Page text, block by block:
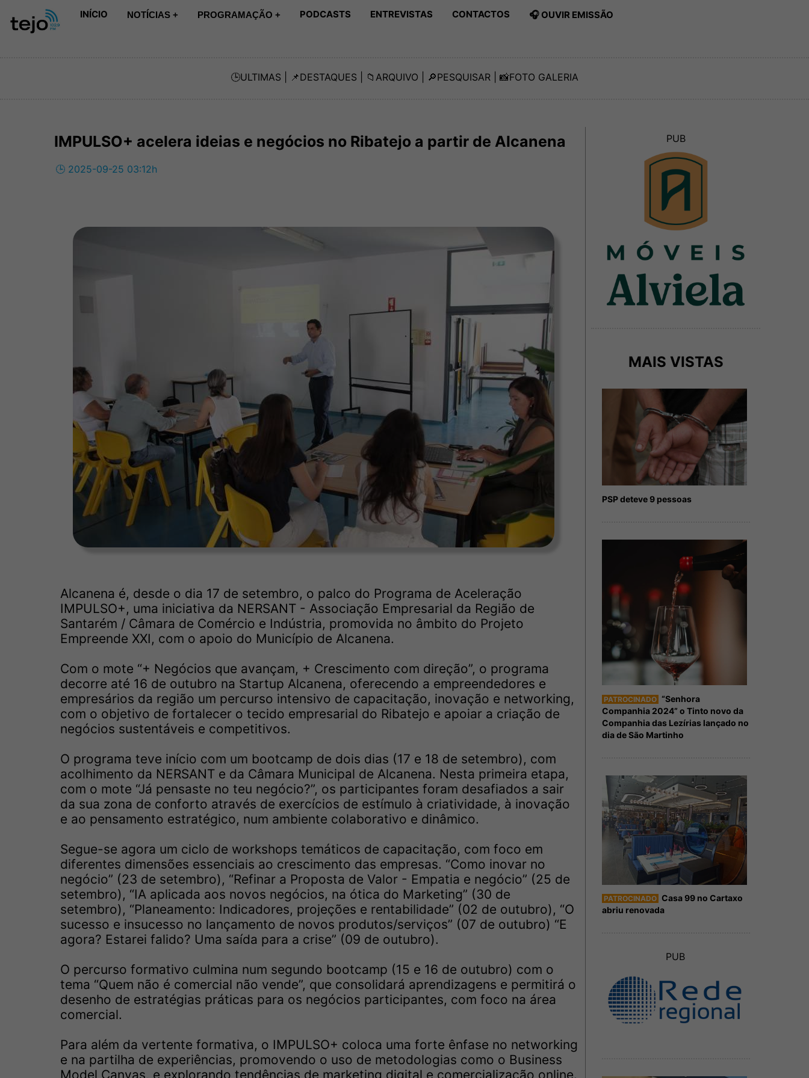
INÍCIO NOTÍCIAS + PROGRAMAÇÃO + PODCASTS ENTREVISTAS CONTACTOS 🎧 OUVIR EMISSÃO
🕒ULTIMAS | 📌DESTAQUES | 📁 ARQUIVO | 🔎PESQUISAR | 📸FOTO GALERIA
IMPULSO+ acelera ideias e negócios no Ribatejo a partir de Alcanena
🕒 2025-09-25 03:12h
Alcanena é, desde o dia 17 de setembro, o palco do Programa de Aceleração
IMPULSO+, uma iniciativa da NERSANT - Associação Empresarial da Região de
Santarém / Câmara de Comércio e Indústria, promovida no âmbito do Projeto
Empreende XXI, com o apoio do Município de Alcanena.
Com o mote “+ Negócios que avançam, + Crescimento com direção”, o programa
decorre até 16 de outubro na Startup Alcanena, oferecendo a empreendedores e
empresários da região um percurso intensivo de capacitação, inovação e networking,
com o objetivo de fortalecer o tecido empresarial do Ribatejo e apoiar a criação de
negócios sustentáveis e competitivos.
O programa teve início com um bootcamp de dois dias (17 e 18 de setembro), com
acolhimento da NERSANT e da Câmara Municipal de Alcanena. Nesta primeira etapa,
com o mote “Já pensaste no teu negócio?”, os participantes foram desafiados a sair
da sua zona de conforto através de exercícios de estímulo à criatividade, à inovação
e ao pensamento estratégico, num ambiente colaborativo e dinâmico.
Segue-se agora um ciclo de workshops temáticos de capacitação, com foco em
diferentes dimensões essenciais ao crescimento das empresas. “Como inovar no
negócio” (23 de setembro), “Refinar a Proposta de Valor - Empatia e negócio” (25 de
setembro), “IA aplicada aos novos negócios, na ótica do Marketing” (30 de
setembro), “Planeamento: Indicadores, projeções e rentabilidade” (02 de outubro), “O
sucesso e insucesso no lançamento de novos produtos/serviços” (07 de outubro) “E
agora? Estarei falido? Uma saída para a crise” (09 de outubro).
O percurso formativo culmina num segundo bootcamp (15 e 16 de outubro) com o
tema “Quem não é comercial não vende”, que consolidará aprendizagens e permitirá o
desenho de estratégias práticas para os negócios participantes, com foco na área
comercial.
Para além da vertente formativa, o IMPULSO+ coloca uma forte ênfase no networking
e na partilha de experiências, promovendo o uso de metodologias como o Business
Model Canvas, e explorando tendências de marketing digital e comercialização online.
PUB
MAIS VISTAS
PSP deteve 9 pessoas
PATROCINADO “Senhora
Companhia 2024” o Tinto novo da
Companhia das Lezírias lançado no
dia de São Martinho
PATROCINADO Casa 99 no Cartaxo
abriu renovada
PUB